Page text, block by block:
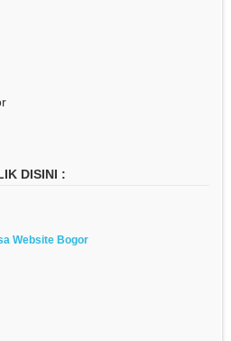
DISINI :